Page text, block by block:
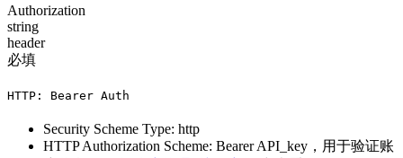
Authorization
string
header
必填
HTTP: Bearer Auth
Security Scheme Type: http
HTTP Authorization Scheme: Bearer API_key，用于验证账